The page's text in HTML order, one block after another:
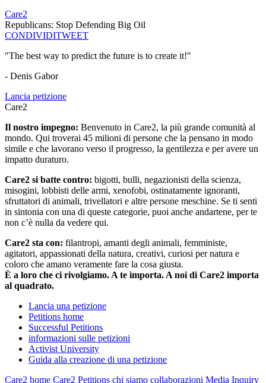
Care2
Republicans: Stop Defending Big Oil
CONDIVIDITWEET
"The best way to predict the future is to create it!"
- Denis Gabor
Lancia petizione
Care2
Il nostro impegno: Benvenuto in Care2, la più grande comunità al
mondo. Qui troverai 45 milioni di persone che la pensano in modo
simile e che lavorano verso il progresso, la gentilezza e per avere un
impatto duraturo.
Care2 si batte contro: bigotti, bulli, negazionisti della scienza,
misogini, lobbisti delle armi, xenofobi, ostinatamente ignoranti,
sfruttatori di animali, trivellatori e altre persone meschine. Se ti senti
in sintonia con una di queste categorie, puoi anche andartene, per te
non c’è nulla da vedere qui.
Care2 sta con: filantropi, amanti degli animali, femministe,
agitatori, appassionati della natura, creativi, curiosi per natura e
coloro che amano veramente fare la cosa giusta.
È a loro che ci rivolgiamo. A te importa. A noi di Care2 importa
al quadrato.
Lancia una petizione
Petitions home
Successful Petitions
informazioni sulle petizioni
Activist University
Guida alla creazione di una petizione
Care2 home Care2 Petitions chi siamo collaborazioni Media Inquiry